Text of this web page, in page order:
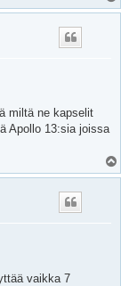
l
miltä ne kapselit
Apollo 13:sia joissa
l
vaikka 7